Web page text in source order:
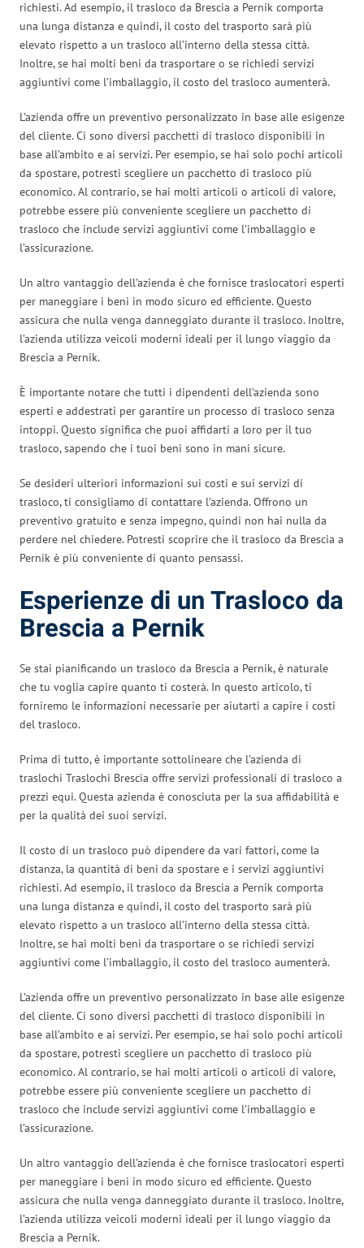
richiesti. Ad esempio, il trasloco da Brescia a Pernik comporta
una lunga distanza e quindi, il costo del trasporto sarà più
elevato rispetto a un trasloco all’interno della stessa città.
Inoltre, se hai molti beni da trasportare o se richiedi servizi
aggiuntivi come l’imballaggio, il costo del trasloco aumenterà.
L’azienda offre un preventivo personalizzato in base alle esigenze
del cliente. Ci sono diversi pacchetti di trasloco disponibili in
base all’ambito e ai servizi. Per esempio, se hai solo pochi articoli
da spostare, potresti scegliere un pacchetto di trasloco più
economico. Al contrario, se hai molti articoli o articoli di valore,
potrebbe essere più conveniente scegliere un pacchetto di
trasloco che include servizi aggiuntivi come l’imballaggio e
l’assicurazione.
Un altro vantaggio dell’azienda è che fornisce traslocatori esperti
per maneggiare i beni in modo sicuro ed efficiente. Questo
assicura che nulla venga danneggiato durante il trasloco. Inoltre,
l’azienda utilizza veicoli moderni ideali per il lungo viaggio da
Brescia a Pernik.
È importante notare che tutti i dipendenti dell’azienda sono
esperti e addestrati per garantire un processo di trasloco senza
intoppi. Questo significa che puoi affidarti a loro per il tuo
trasloco, sapendo che i tuoi beni sono in mani sicure.
Se desideri ulteriori informazioni sui costi e sui servizi di
trasloco, ti consigliamo di contattare l’azienda. Offrono un
preventivo gratuito e senza impegno, quindi non hai nulla da
perdere nel chiedere. Potresti scoprire che il trasloco da Brescia a
Pernik è più conveniente di quanto pensassi.
Esperienze di un Trasloco da
Brescia a Pernik
Se stai pianificando un trasloco da Brescia a Pernik, è naturale
che tu voglia capire quanto ti costerà. In questo articolo, ti
forniremo le informazioni necessarie per aiutarti a capire i costi
del trasloco.
Prima di tutto, è importante sottolineare che l’azienda di
traslochi Traslochi Brescia offre servizi professionali di trasloco a
prezzi equi. Questa azienda è conosciuta per la sua affidabilità e
per la qualità dei suoi servizi.
Il costo di un trasloco può dipendere da vari fattori, come la
distanza, la quantità di beni da spostare e i servizi aggiuntivi
richiesti. Ad esempio, il trasloco da Brescia a Pernik comporta
una lunga distanza e quindi, il costo del trasporto sarà più
elevato rispetto a un trasloco all’interno della stessa città.
Inoltre, se hai molti beni da trasportare o se richiedi servizi
aggiuntivi come l’imballaggio, il costo del trasloco aumenterà.
L’azienda offre un preventivo personalizzato in base alle esigenze
del cliente. Ci sono diversi pacchetti di trasloco disponibili in
base all’ambito e ai servizi. Per esempio, se hai solo pochi articoli
da spostare, potresti scegliere un pacchetto di trasloco più
economico. Al contrario, se hai molti articoli o articoli di valore,
potrebbe essere più conveniente scegliere un pacchetto di
trasloco che include servizi aggiuntivi come l’imballaggio e
l’assicurazione.
Un altro vantaggio dell’azienda è che fornisce traslocatori esperti
per maneggiare i beni in modo sicuro ed efficiente. Questo
assicura che nulla venga danneggiato durante il trasloco. Inoltre,
l’azienda utilizza veicoli moderni ideali per il lungo viaggio da
Brescia a Pernik.